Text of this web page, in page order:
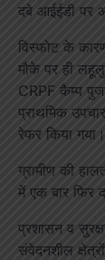
दबे आईईडी पर
विस्फोट के
मौके पर ही
CRPF कैम्प
प्राथमिक
रेफर किया गया।
ग्रामीण की
में एक बार फिर
प्रशासन व
संवेदनशील